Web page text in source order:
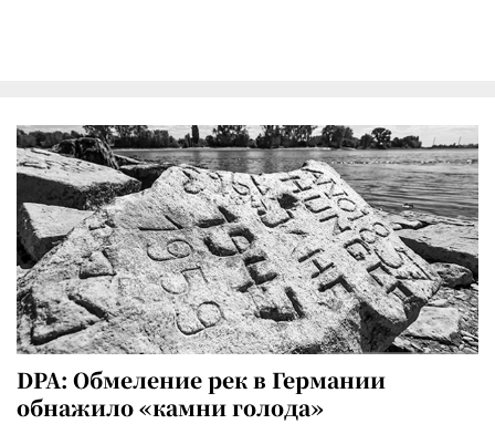
DPA: Обмеление рек в Германии
обнажило «камни голода»